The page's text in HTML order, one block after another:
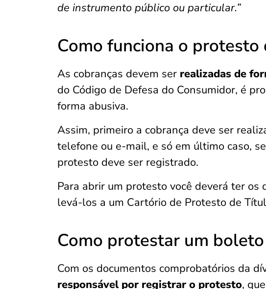
de instrumento público ou particular.”
Como funciona o
As cobranças devem ser realizadas de
do Código de Defesa do Consumidor, é
forma abusiva.
Assim, primeiro a cobrança deve ser
telefone ou e-mail, e só em último caso,
protesto deve ser registrado.
Para abrir um protesto você deverá ter os
levá-los a um Cartório de Protesto de
Como protestar um
Com os documentos comprobatórios da
responsável por registrar o protesto,